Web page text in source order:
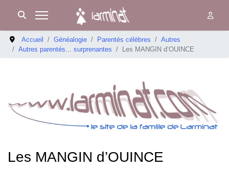
Accueil Généalogie Parentés célèbres
Autres
Autres parentés... surprenantes
Les MANGIN d’OUINCE
Les MANGIN d’OUINCE